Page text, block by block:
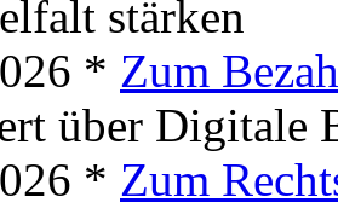
stärken
* Zum
über Digitale
* Zum